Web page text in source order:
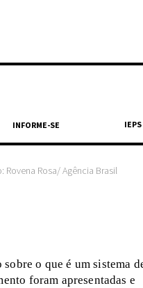
INFORME-SE
Rosa/ Agência Brasil
o que é um sistema
foram apresentadas e